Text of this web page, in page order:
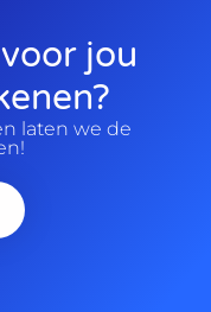
jou
laten we de